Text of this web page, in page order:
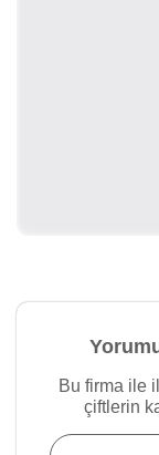
Bu firma ile
çiftlerin